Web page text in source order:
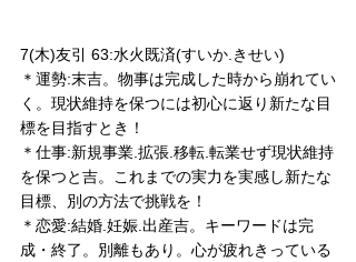
7(木)友引 63:水火既済(すいか.きせい)
＊運勢:末吉。物事は完成した時から崩れてい
く。現状維持を保つには初心に返り新たな目
標を目指すとき！
＊仕事:新規事業.拡張.移転.転業せず現状維持
を保つと吉。これまでの実力を実感し新たな
目標、別の方法で挑戦を！
＊恋愛:結婚.妊娠.出産吉。キーワードは完
成・終了。別離もあり。心が疲れきっている